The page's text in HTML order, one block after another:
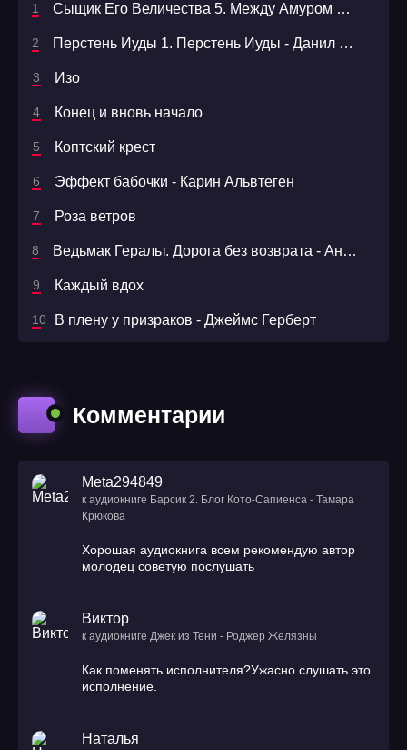
Сыщик Его Величества 5. Между Амуром и Невой - Николай Свечин
Перстень Иуды 1. Перстень Иуды - Данил Корецкий, Сергей Куликов
Изо
Конец и вновь начало
Коптский крест
Эффект бабочки - Карин Альвтеген
Роза ветров
Ведьмак Геральт. Дорога без возврата - Анджей Сапковский
Каждый вдох
В плену у призраков - Джеймс Герберт
Комментарии
Meta294849
к аудиокниге Барсик 2. Блог Кото-Сапиенса - Тамара
Крюкова
Хорошая аудиокнига всем рекомендую автор
молодец советую послушать
Виктор
к аудиокниге Джек из Тени - Роджер Желязны
Как поменять исполнителя?Ужасно слушать это
исполнение.
Наталья